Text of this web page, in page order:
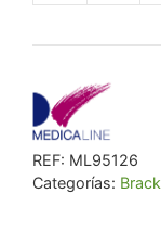
REF: ML95126
Categorías: